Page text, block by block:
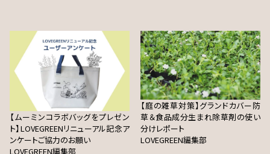
【ムーミンコラボバッグをプレゼン
ト】LOVEGREENリニューアル記念ア
ンケートご協力のお願い
LOVEGREEN編集部
【庭の雑草対策】グランドカバー防
草＆食品成分生まれ除草剤の使い
分けレポート
LOVEGREEN編集部